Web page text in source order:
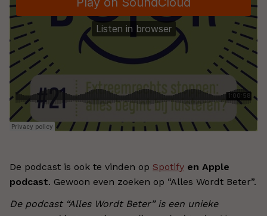
De podcast is ook te vinden op Spotify en Apple
podcast. Gewoon even zoeken op “Alles Wordt Beter”.
De podcast “Alles Wordt Beter” is een unieke